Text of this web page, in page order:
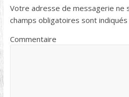
Votre adresse de messagerie ne
champs obligatoires sont indiqués
Commentaire